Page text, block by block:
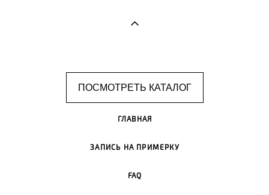
ПОСМОТРЕТЬ КАТАЛОГ
ГЛАВНАЯ
ЗАПИСЬ НА ПРИМЕРКУ
FAQ